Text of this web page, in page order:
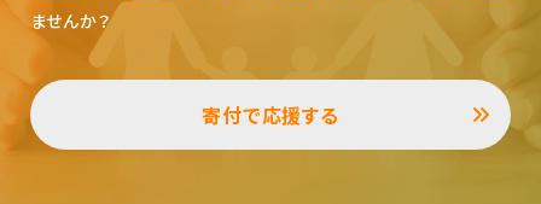
ませんか？
寄付で応援する